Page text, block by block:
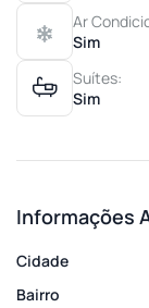
Ar
Sim
Suítes:
Sim
Informações
Cidade
Bairro